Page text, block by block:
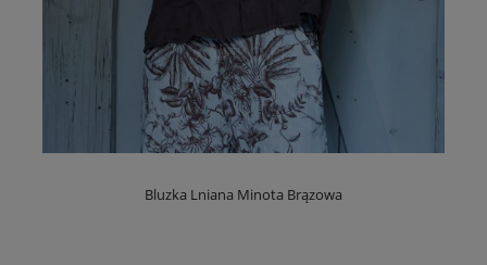
Bluzka Lniana Minota Brązowa